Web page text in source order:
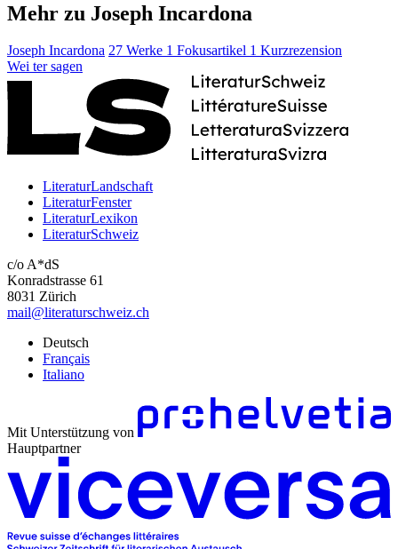
Mehr zu Joseph Incardona
Joseph Incardona 27 Werke 1 Fokusartikel 1 Kurzrezension
Wei ter sagen
LiteraturLandschaft
LiteraturFenster
LiteraturLexikon
LiteraturSchweiz
c/o A*dS
Konradstrasse 61
8031 Zürich
mail@literaturschweiz.ch
Deutsch
Français
Italiano
Mit Unterstützung von
Hauptpartner